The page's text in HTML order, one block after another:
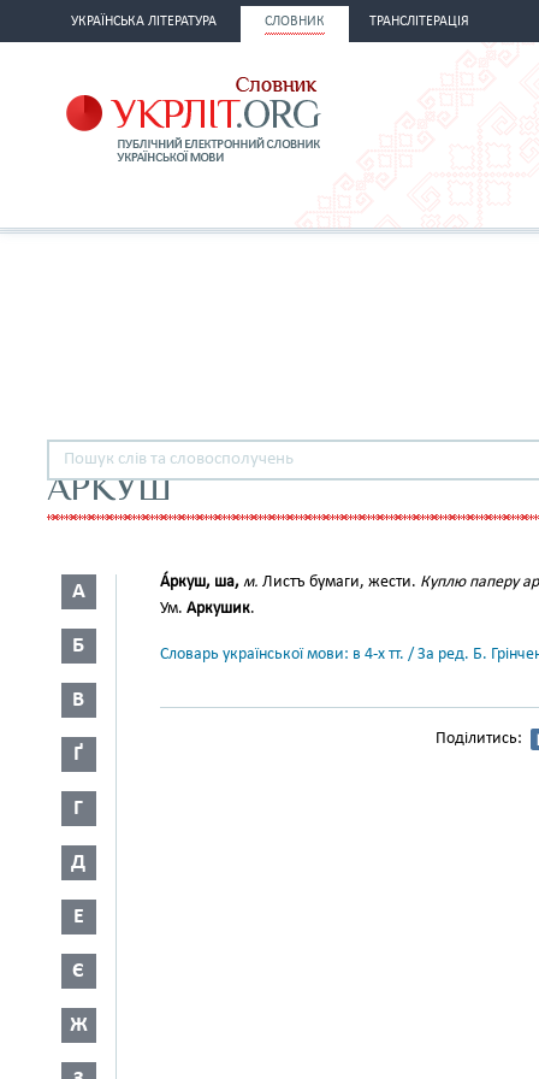
УКРАЇНСЬКА ЛІТЕРАТУРА СЛОВНИК ТРАНСЛІТЕРАЦІЯ
АРКУШ
А
Б
В
Ґ
Г
Д
Е
Є
Ж
А́ркуш, ша, м. Листъ бумаги, жести. Куплю паперу
Ум. Аркушик.
Словарь української мови: в 4-х тт. / За ред. Б.
Поділитись: